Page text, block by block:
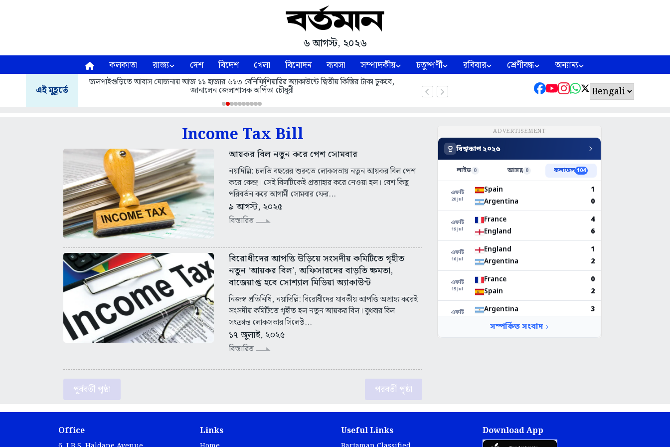
৬ আগস্ট, ২০২৬
কলকাতা রাজ্য দেশ বিদেশ খেলা বিনোদন ব্যবসা সম্পাদকীয় চতুষ্পর্ণী রবিবার শ্রেণীবদ্ধ অন্যান্য
এই মুহূর্তে
জলপাইগুড়িতে আবাস যোজনায় আজ ১১ হাজার ৬১৩ বেনিফিশিয়ারির অ্যাকাউন্টে দ্বিতীয় কিস্তির টাকা ঢুকবে,
জানালেন জেলাশাসক অর্পিতা চৌধুরী
Income Tax Bill
আয়কর বিল নতুন করে পেশ সোমবার
নয়াদিল্লি: চলতি বছরের শুরুতে লোকসভায় নতুন আয়কর বিল পেশ
করে কেন্দ্র। সেই বিলটিকেই প্রত্যাহার করে নেওয়া হল। বেশ কিছু
পরিবর্তন করে আগামী সোমবার ফের...
৯ আগস্ট, ২০২৫
বিস্তারিত
বিরোধীদের আপত্তি উড়িয়ে সংসদীয় কমিটিতে গৃহীত
নতুন ‘আয়কর বিল’, অফিসারদের বাড়তি ক্ষমতা,
বাজেয়াপ্ত হবে সোশ্যাল মিডিয়া অ্যাকাউন্ট
নিজস্ব প্রতিনিধি, নয়াদিল্লি: বিরোধীদের যাবতীয় আপত্তি অগ্রাহ্য করেই
সংসদীয় কমিটিতে গৃহীত হল নতুন আয়কর বিল। বুধবার বিল
সংক্রান্ত লোকসভার সিলেক্ট...
১৭ জুলাই, ২০২৫
বিস্তারিত
পূর্ববর্তী পৃষ্ঠা পরবর্তী পৃষ্ঠা
ADVERTISEMENT
Office Links Useful Links Download App